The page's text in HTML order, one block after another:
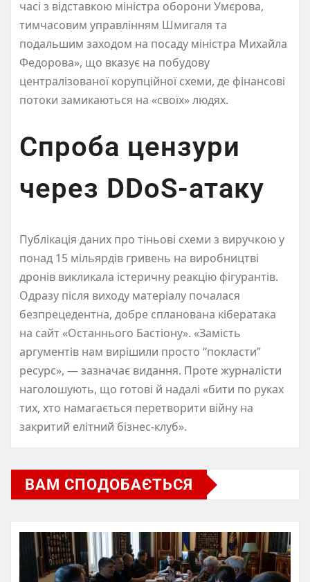
часі з відставкою міністра оборони Умєрова,
тимчасовим управлінням Шмигаля та
подальшим заходом на посаду міністра Михайла
Федорова», що вказує на побудову
централізованої корупційної схеми, де фінансові
потоки замикаються на «своїх» людях.
Спроба цензури
через DDoS-атаку
Публікація даних про тіньові схеми з виручкою у
понад 15 мільярдів гривень на виробництві
дронів викликала істеричну реакцію фігурантів.
Одразу після виходу матеріалу почалася
безпрецедентна, добре спланована кібератака
на сайт «Останнього Бастіону». «Замість
аргументів нам вирішили просто “покласти”
ресурс», — зазначає видання. Проте журналісти
наголошують, що готові й надалі «бити по руках
тих, хто намагається перетворити війну на
закритий елітний бізнес-клуб».
ВАМ СПОДОБАЄТЬСЯ